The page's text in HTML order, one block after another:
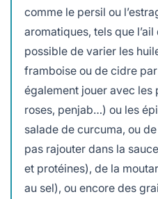
comme le persil ou
aromatiques, tels que l’ail
possible de varier les
framboise ou de cidre
également jouer avec
roses, penjab…) ou les
salade de curcuma, ou
pas rajouter dans la
et protéines), de la
au sel), ou encore des